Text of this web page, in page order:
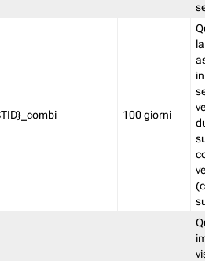
100 giorni
la
in